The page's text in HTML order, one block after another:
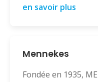
en savoir plus
Mennekes
Fondée en 1935,